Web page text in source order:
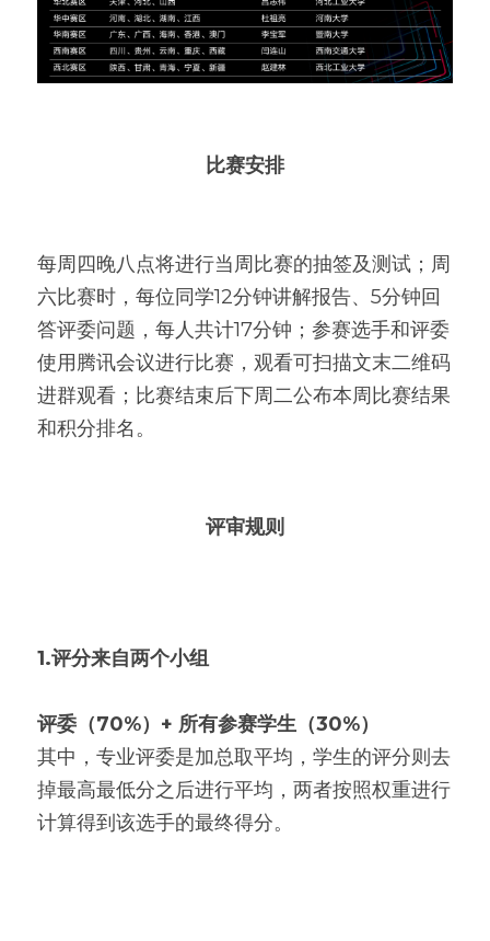
比赛安排
每周四晚八点将进行当周比赛的抽签及测试；周
六比赛时，每位同学12分钟讲解报告、5分钟回
答评委问题，每人共计17分钟；参赛选手和评委
使用腾讯会议进行比赛，观看可扫描文末二维码
进群观看；比赛结束后下周二公布本周比赛结果
和积分排名。
评审规则
1.评分来自两个小组
评委（70%）+ 所有参赛学生（30%）
其中，专业评委是加总取平均，学生的评分则去
掉最高最低分之后进行平均，两者按照权重进行
计算得到该选手的最终得分。